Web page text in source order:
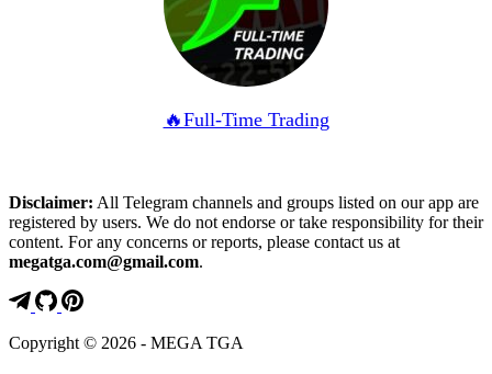
🔥Full-Time Trading
Disclaimer: All Telegram channels and groups listed on our app are
registered by users. We do not endorse or take responsibility for their
content. For any concerns or reports, please contact us at
megatga.com@gmail.com.
Copyright © 2026 - MEGA TGA